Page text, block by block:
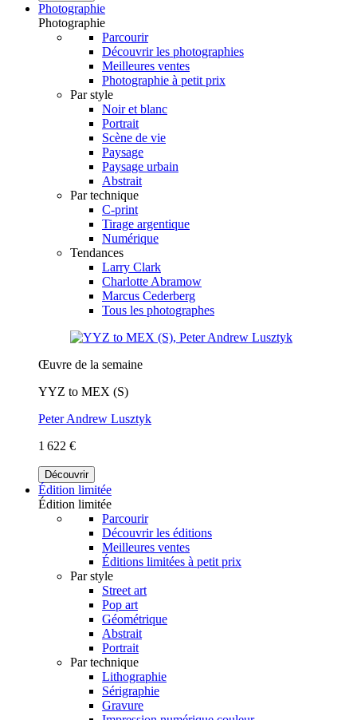
Photographie
Photographie
Parcourir
Découvrir les photographies
Meilleures ventes
Photographie à petit prix
Par style
Noir et blanc
Portrait
Scène de vie
Paysage
Paysage urbain
Abstrait
Par technique
C-print
Tirage argentique
Numérique
Tendances
Larry Clark
Charlotte Abramow
Marcus Cederberg
Tous les photographes
Œuvre de la semaine
YYZ to MEX (S)
Peter Andrew Lusztyk
1 622 €
Découvrir
Édition limitée
Édition limitée
Parcourir
Découvrir les éditions
Meilleures ventes
Éditions limitées à petit prix
Par style
Street art
Pop art
Géométrique
Abstrait
Portrait
Par technique
Lithographie
Sérigraphie
Gravure